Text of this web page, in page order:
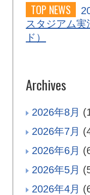
TOP NEWS
スタジアム
ド）
Archives
2026年8月
2026年7月
2026年6月
2026年5月
2026年4月